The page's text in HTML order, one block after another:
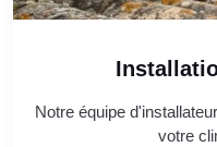
Notre équipe
votre